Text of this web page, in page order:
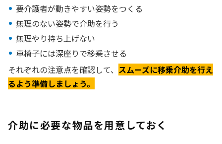
要介護者が動きやすい姿勢をつくる
無理のない姿勢で介助を行う
無理やり持ち上げない
車椅子には深座りで移乗させる
それぞれの注意点を確認して、 スムーズに移乗介助を行え
るよう準備しましょう。
介助に必要な物品を用意しておく